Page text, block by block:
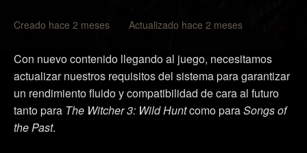
Creado hace 2 meses Actualizado hace 2 meses
Con nuevo contenido llegando al juego, necesitamos
actualizar nuestros requisitos del sistema para garantizar
un rendimiento fluido y compatibilidad de cara al futuro
tanto para The Witcher 3: Wild Huntcomo paraSongs of
the Past.